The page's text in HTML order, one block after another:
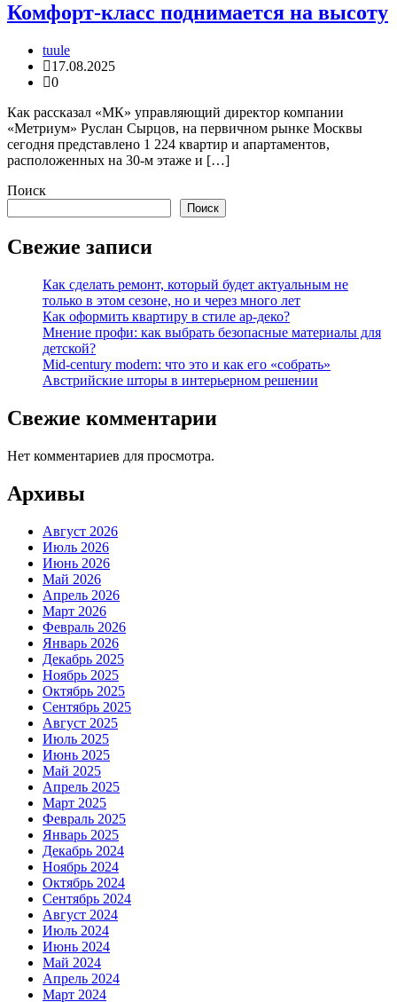
Комфорт-класс поднимается на высоту
tuule
17.08.2025
0
Как рассказал «МК» управляющий директор компании
«Метриум» Руслан Сырцов, на первичном рынке Москвы
сегодня представлено 1 224 квартир и апартаментов,
расположенных на 30-м этаже и […]
Поиск
Поиск
Свежие записи
Как сделать ремонт, который будет актуальным не
только в этом сезоне, но и через много лет
Как оформить квартиру в стиле ар-деко?
Мнение профи: как выбрать безопасные материалы для
детской?
Mid-century modern: что это и как его «собрать»
Австрийские шторы в интерьерном решении
Свежие комментарии
Нет комментариев для просмотра.
Архивы
Август 2026
Июль 2026
Июнь 2026
Май 2026
Апрель 2026
Март 2026
Февраль 2026
Январь 2026
Декабрь 2025
Ноябрь 2025
Октябрь 2025
Сентябрь 2025
Август 2025
Июль 2025
Июнь 2025
Май 2025
Апрель 2025
Март 2025
Февраль 2025
Январь 2025
Декабрь 2024
Ноябрь 2024
Октябрь 2024
Сентябрь 2024
Август 2024
Июль 2024
Июнь 2024
Май 2024
Апрель 2024
Март 2024